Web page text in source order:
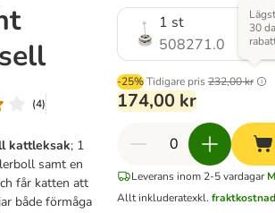
(4)
kattleksak; 1
samt en
får katten att
både förmåga
1 st
508271.0
-25% Tidigare pris 232,00 kr
30
174,00 kr
Leverans inom 2-5 vardagar
Allt inkluderatexkl. fraktkostnad